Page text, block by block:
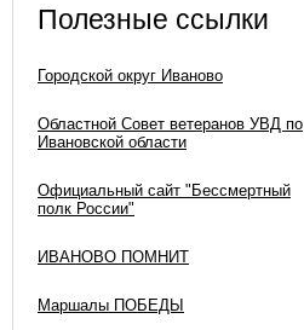
Полезные ссылки
Городской округ Иваново
Областной Совет ветеранов УВД по
Ивановской области
Официальный сайт "Бессмертный
полк России"
ИВАНОВО ПОМНИТ
Маршалы ПОБЕДЫ